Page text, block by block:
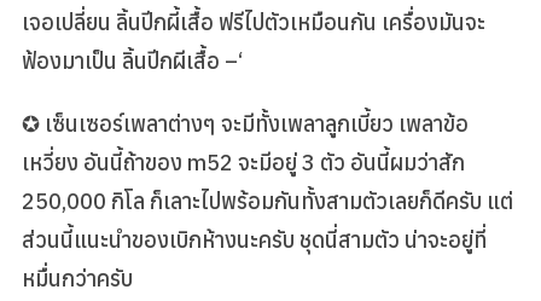
เจอเปลี่ยน ลิ้นปีกผี้เสื้อ ฟรีไปตัวเหมือนกัน เครื่องมันจะ
ฟ้องมาเป็น ลิ้นปีกผีเสื้อ –‘
✪ เซ็นเซอร์เพลาต่างๆ จะมีทั้งเพลาลูกเบี้ยว เพลาข้อ
เหวี่ยง อันนี้ถ้าของ m52 จะมีอยู่ 3 ตัว อันนี้ผมว่าสัก
250,000 กิโล ก็เลาะไปพร้อมกันทั้งสามตัวเลยก็ดีครับ แต่
ส่วนนี้แนะนำของเบิกห้างนะครับ ชุดนี่สามตัว น่าจะอยู่ที่
หมื่นกว่าครับ